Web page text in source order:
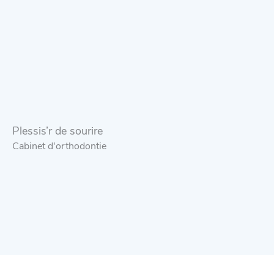
Plessis’r de sourire
Cabinet d'orthodontie